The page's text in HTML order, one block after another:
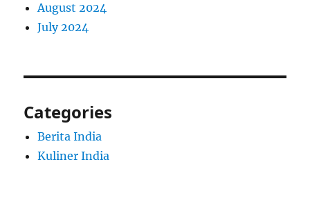
August 2024
July 2024
Categories
Berita India
Kuliner India